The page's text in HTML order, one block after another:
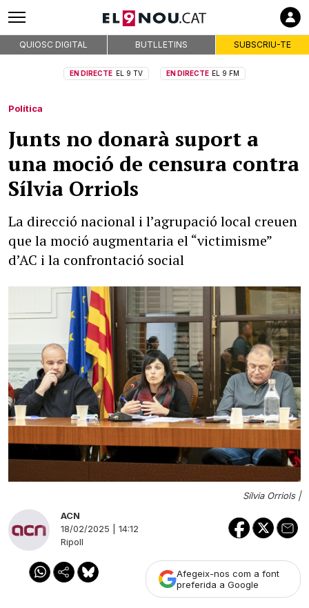
QUIOSC DIGITAL BUTLLETINS SUBSCRIU-TE
EN DIRECTE EL 9 TV EN DIRECTE EL 9 FM
Política
Junts no donarà suport a
una moció de censura contra
Sílvia Orriols
La direcció nacional i l’agrupació local creuen
que la moció augmentaria el “victimisme”
d’AC i la confrontació social
Sílvia Orriols |
ACN
18/02/2025 | 14:12
Ripoll
Afegeix-nos com a font
preferida a Google